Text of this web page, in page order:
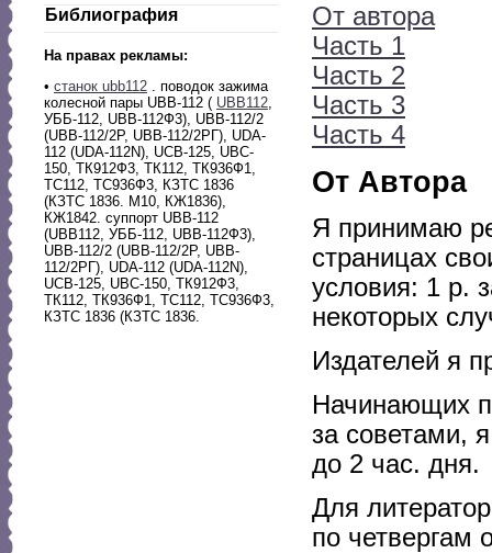
Библиография
На правах рекламы:
• станок ubb112 . поводок зажима
колесной пары UBB-112 ( UBB112,
УББ-112, UBB-112Ф3), UBB-112/2
(UBB-112/2Р, UBB-112/2РГ), UDA-
112 (UDA-112N), UCB-125, UBC-
150, ТК912Ф3, ТК112, ТК936Ф1,
ТС112, ТС936Ф3, КЗТС 1836
(КЗТС 1836. М10, КЖ1836),
КЖ1842. суппорт UBB-112
(UBB112, УББ-112, UBB-112Ф3),
UBB-112/2 (UBB-112/2Р, UBB-
112/2РГ), UDA-112 (UDA-112N),
UCB-125, UBC-150, ТК912Ф3,
ТК112, ТК936Ф1, ТС112, ТС936Ф3,
КЗТС 1836 (КЗТС 1836.
От автора
Часть 1
Часть 2
Часть 3
Часть 4
От Автора
Я принимаю
страницах
условия: 1 р.
некоторых
Издателей я
Начинающих
за советами,
до 2 час. дня.
Для
по четвергам